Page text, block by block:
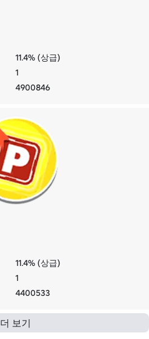
11.4% (상급)
1
4900846
11.4% (상급)
1
4400533
더 보기